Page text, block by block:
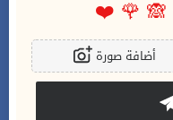
🙈
🌹
❤️
أضافة صورة